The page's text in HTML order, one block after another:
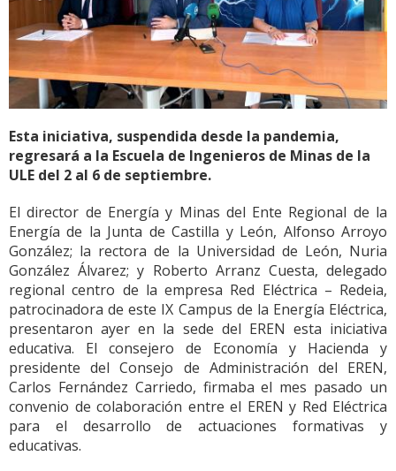
Esta iniciativa, suspendida desde la pandemia,
regresará a la Escuela de Ingenieros de Minas de la
ULE del 2 al 6 de septiembre.
El director de Energía y Minas del Ente Regional de la
Energía de la Junta de Castilla y León, Alfonso Arroyo
González; la rectora de la Universidad de León, Nuria
González Álvarez; y Roberto Arranz Cuesta, delegado
regional centro de la empresa Red Eléctrica – Redeia,
patrocinadora de este IX Campus de la Energía Eléctrica,
presentaron ayer en la sede del EREN esta iniciativa
educativa. El consejero de Economía y Hacienda y
presidente del Consejo de Administración del EREN,
Carlos Fernández Carriedo, firmaba el mes pasado un
convenio de colaboración entre el EREN y Red Eléctrica
para el desarrollo de actuaciones formativas y
educativas.